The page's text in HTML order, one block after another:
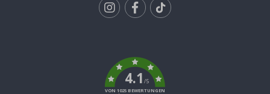
4.1/5
VON 1025 BEWERTUNGEN